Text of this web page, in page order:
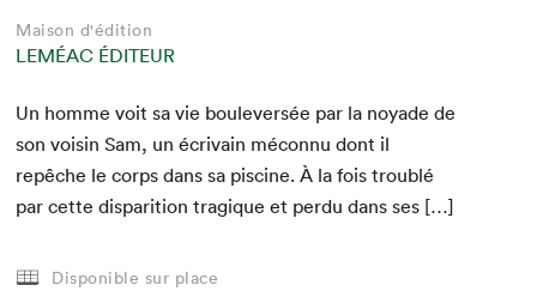
Maison d'édition
LEMÉAC ÉDITEUR
Un homme voit sa vie boulever­sée par la noy­ade de
son voisin Sam, un écrivain mécon­nu dont il
repêche le corps dans sa piscine. À la fois trou­blé
par cette dis­pari­tion trag­ique et per­du dans ses […]
Disponible sur place